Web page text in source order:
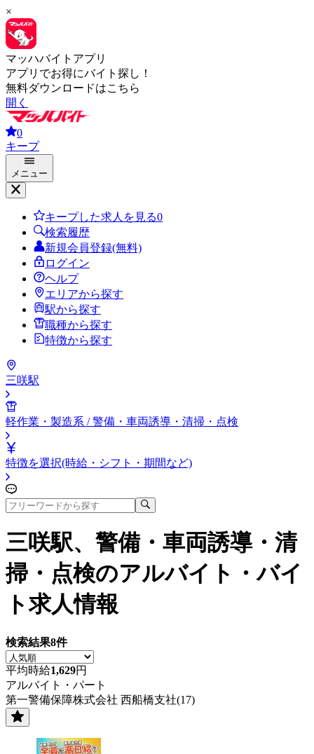
×
マッハバイトアプリ
アプリでお得にバイト探し！
無料ダウンロードはこちら
開く
0
キープ
メニュー
キープした求人を見る0
検索履歴
新規会員登録(無料)
ログイン
ヘルプ
エリアから探す
駅から探す
職種から探す
特徴から探す
三咲駅
軽作業・製造系 / 警備・車両誘導・清掃・点検
特徴を選択(時給・シフト・期間など)
三咲駅、警備・車両誘導・清
掃・点検のアルバイト・バイ
ト求人情報
検索結果8件
平均時給1,629円
アルバイト・パート
第一警備保障株式会社 西船橋支社(17)